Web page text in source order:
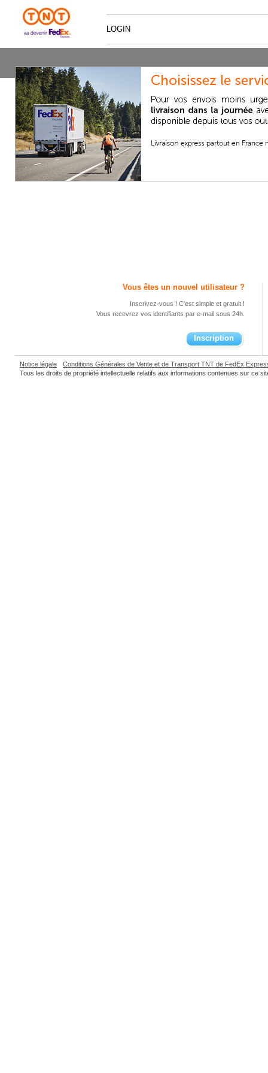
LOGIN
Vous êtes un nouvel utilisateur ?
Inscrivez-vous ! C'est simple et gratuit !
Vous recevrez vos identifiants par e-mail sous 24h.
Inscription
Notice légale
Conditions Générales de Vente et de Transport TNT de FedEx
Tous les droits de propriété intellectuelle relatifs aux informations contenues sur ce